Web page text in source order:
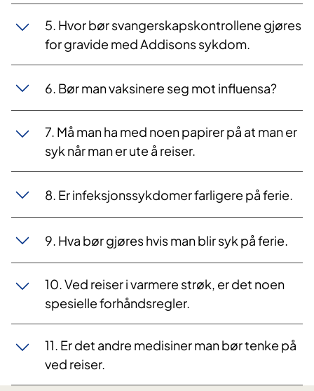
5. Hvor bør svangerskapskontrollene gjøres
for gravide med Addisons sykdom.
6. Bør man vaksinere seg mot influensa?
7. Må man ha med noen papirer på at man er
syk når man er ute å reiser.
8. Er infeksjonssykdomer farligere på ferie.
9. Hva bør gjøres hvis man blir syk på ferie.
10. Ved reiser i varmere strøk, er det noen
spesielle forhåndsregler.
11. Er det andre medisiner man bør tenke på
ved reiser.